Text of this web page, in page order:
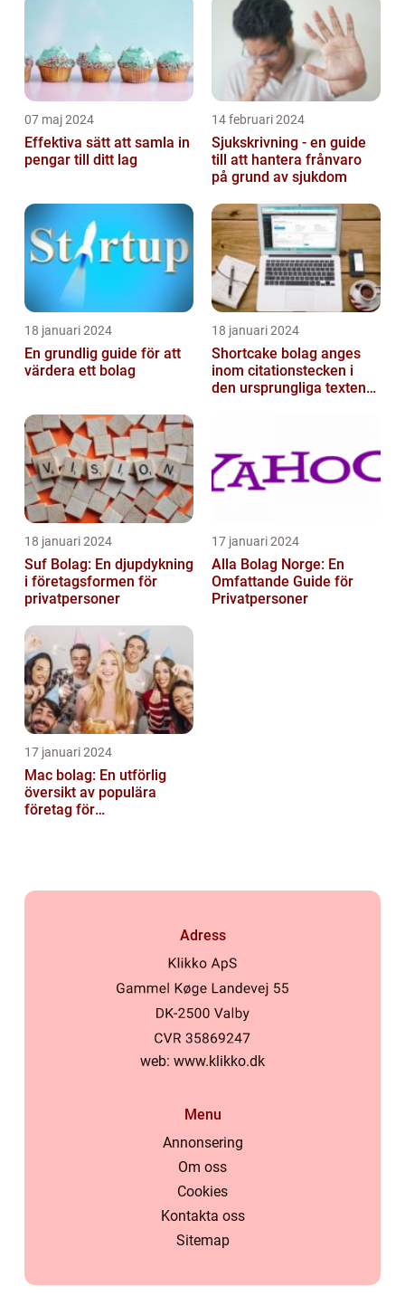
07 maj 2024
Effektiva sätt att samla in
pengar till ditt lag
14 februari 2024
Sjukskrivning - en guide
till att hantera frånvaro
på grund av sjukdom
18 januari 2024
En grundlig guide för att
värdera ett bolag
18 januari 2024
Shortcake bolag anges
inom citationstecken i
den ursprungliga texten
18 januari 2024
Suf Bolag: En djupdykning
i företagsformen för
privatpersoner
17 januari 2024
Alla Bolag Norge: En
Omfattande Guide för
Privatpersoner
17 januari 2024
Mac bolag: En utförlig
översikt av populära
företag för
Adress
web: www.klikko.dk
Menu
Annonsering
Om oss
Cookies
Kontakta oss
Sitemap